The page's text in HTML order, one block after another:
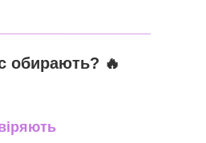
обирають? 🔥